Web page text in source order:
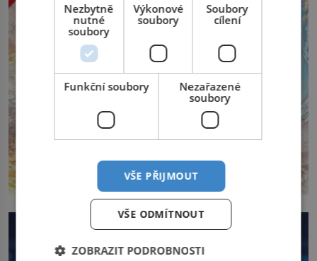
Nezbytně
nutné
soubory
Výkonové
soubory
Soubory
cílení
Funkční soubory
Nezařazené
soubory
VŠE PŘIJMOUT
VŠE ODMÍTNOUT
ZOBRAZIT PODROBNOSTI